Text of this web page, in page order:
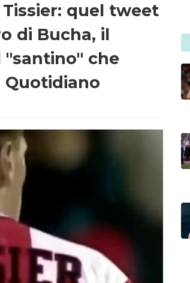
quel tweet
di Bucha, il
"santino" che